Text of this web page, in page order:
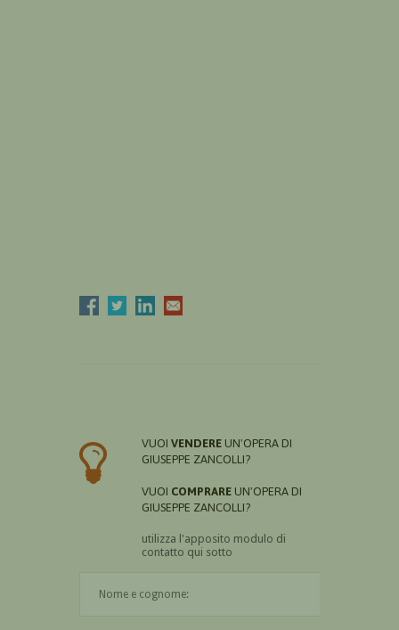
VUOI VENDERE UN'OPERA DI
GIUSEPPE ZANCOLLI?
VUOI COMPRARE UN'OPERA DI
GIUSEPPE ZANCOLLI?
utilizza l'apposito modulo di
contatto qui sotto